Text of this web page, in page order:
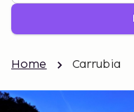
Home Carrubia